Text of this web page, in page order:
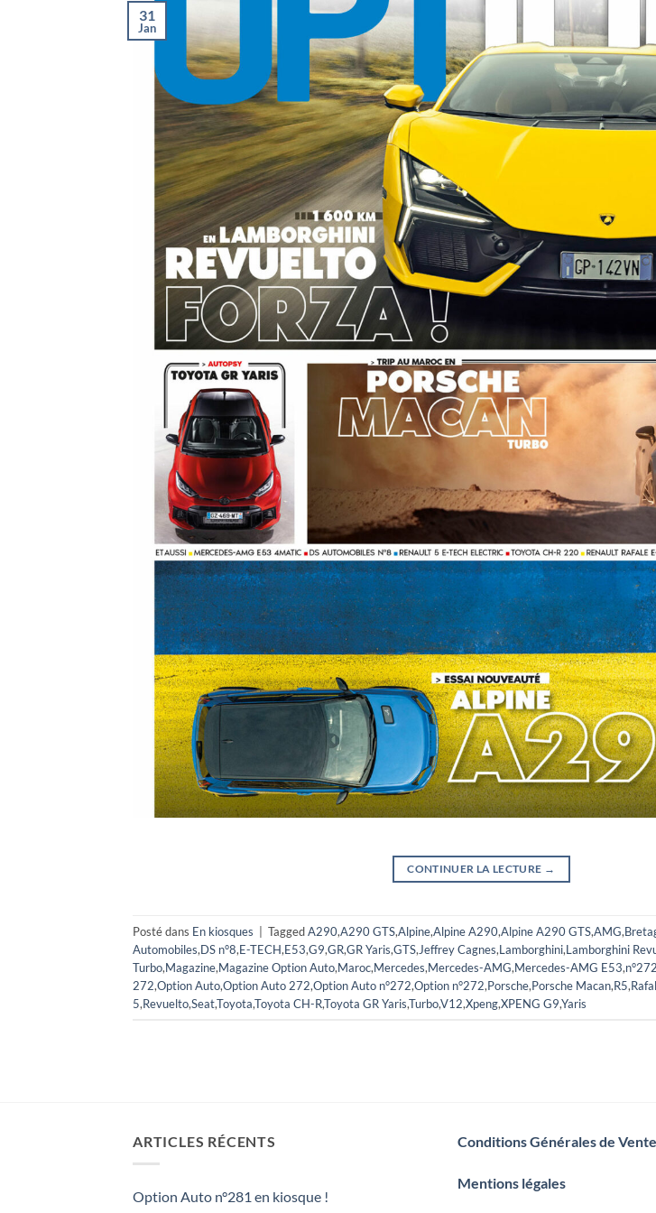
31
Jan
CONTINUER LA LECTURE →
Posté dans En kiosques | TaggedA290,A290 GTS,Alpine,Alpine A290,Alpine A290 GTS,AMG,
Automobiles,DS n°8,E-TECH,E53,G9,GR,GR Yaris,GTS,Jeffrey Cagnes,Lamborghini,Lamborghini
Turbo,Magazine,Magazine Option Auto,Maroc,Mercedes,Mercedes-AMG,Mercedes-AMG E53,n°272
272,Option Auto,Option Auto 272,Option Auto n°272,Option n°272,Porsche,Porsche Macan,R5,
5,Revuelto,Seat,Toyota,Toyota CH-R,Toyota GR Yaris,Turbo,V12,Xpeng,XPENG G9,Yaris
ARTICLES RÉCENTS
Option Auto n°281 en kiosque !
Conditions Générales de Vente
Mentions légales